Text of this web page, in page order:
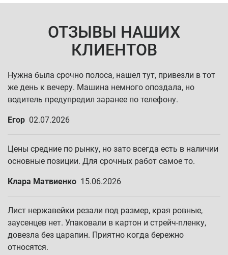
ОТЗЫВЫ НАШИХ
КЛИЕНТОВ
Нужна была срочно полоса, нашел тут, привезли в тот
же день к вечеру. Машина немного опоздала, но
водитель предупредил заранее по телефону.
Егор 02.07.2026
Цены средние по рынку, но зато всегда есть в наличии
основные позиции. Для срочных работ самое то.
Клара Матвиенко 15.06.2026
Лист нержавейки резали под размер, края ровные,
заусенцев нет. Упаковали в картон и стрейч-пленку,
довезла без царапин. Приятно когда бережно
относятся.